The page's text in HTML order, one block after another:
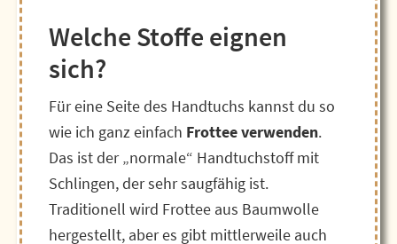
Welche Stoffe eignen
sich?
Für eine Seite des Handtuchs kannst du so
wie ich ganz einfach Frottee verwenden.
Das ist der „normale“ Handtuchstoff mit
Schlingen, der sehr saugfähig ist.
Traditionell wird Frottee aus Baumwolle
hergestellt, aber es gibt mittlerweile auch